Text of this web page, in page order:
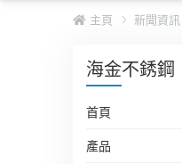
主頁 新聞資訊
海金不銹鋼
首頁
產品